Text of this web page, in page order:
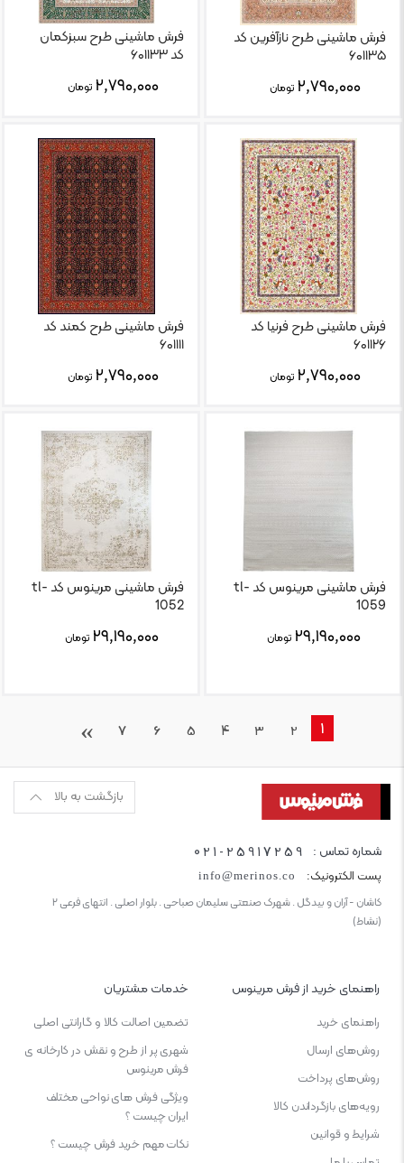
فرش ماشینی طرح نازآفرین کد
۶۰۱۱۳۵
۲,۷۹۰,۰۰۰ تومان
فرش ماشینی طرح سبزکمان
کد ۶۰۱۱۳۳
۲,۷۹۰,۰۰۰ تومان
فرش ماشینی طرح فرنیا کد
۶۰۱۱۲۶
۲,۷۹۰,۰۰۰ تومان
فرش ماشینی طرح کمند کد
۶۰۱۱۱۱
۲,۷۹۰,۰۰۰ تومان
فرش ماشینی مرینوس کد tl-
1059
۲۹,۱۹۰,۰۰۰ تومان
فرش ماشینی مرینوس کد tl-
1052
۲۹,۱۹۰,۰۰۰ تومان
1
2
3
4
5
6
7
بازگشت به بالا
شماره تماس : 021-25917259
پست الکترونیک: info@merinos.co
کاشان - آران و بیدگل . شهرک صنعتی سلیمان صباحی . بلوار اصلی . انتهای فرعی ۲
(نشاط)
راهنمای خرید از فرش مرینوس
راهنمای خرید
روش‌های ارسال
روش‌های پرداخت
رویه‌های بازگرداندن کالا
شرایط و قوانین
خدمات مشتریان
تضمین اصالت کالا و گارانتی اصلی
شهری پر از طرح و نقش در کارخانه ی
فرش مرینوس
ویژگی‌ فرش‌ های نواحی مختلف
ایران چیست ؟
نکات مهم خرید فرش چیست ؟